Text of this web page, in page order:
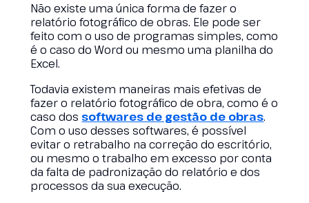
Não existe uma única forma de fazer o
relatório fotográfico de obras. Ele pode ser
feito com o uso de programas simples, como
é o caso do Word ou mesmo uma planilha do
Excel.
Todavia existem maneiras mais efetivas de
fazer o relatório fotográfico de obra, como é o
caso dos softwares de gestão de obras.
Com o uso desses softwares, é possível
evitar o retrabalho na correção do escritório,
ou mesmo o trabalho em excesso por conta
da falta de padronização do relatório e dos
processos da sua execução.